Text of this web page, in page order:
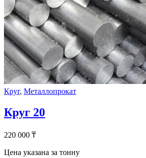
Круг, Металлопрокат
Круг 20
220 000 ₸
Цена указана за тонну